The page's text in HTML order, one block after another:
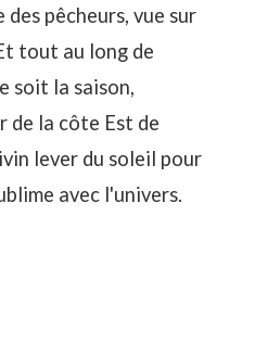
pêcheurs, vue sur
tout au long de
soit la saison,
de la côte Est de
lever du soleil pour
avec l'univers.